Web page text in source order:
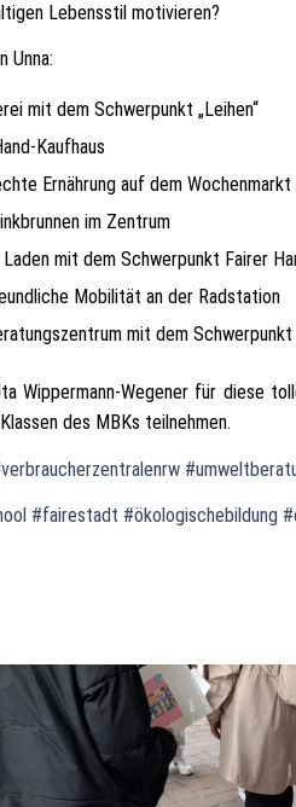
Lebensstil motivieren?
Unna:
mit dem Schwerpunkt „Leihen“
Kaufhaus
Ernährung auf dem Wochenmarkt
im Zentrum
Laden mit dem Schwerpunkt Fairer
Mobilität an der Radstation
mit dem Schwerpunkt
Wippermann-Wegener für diese
des MBKs teilnehmen.
#fairestadt #ökologischebildung